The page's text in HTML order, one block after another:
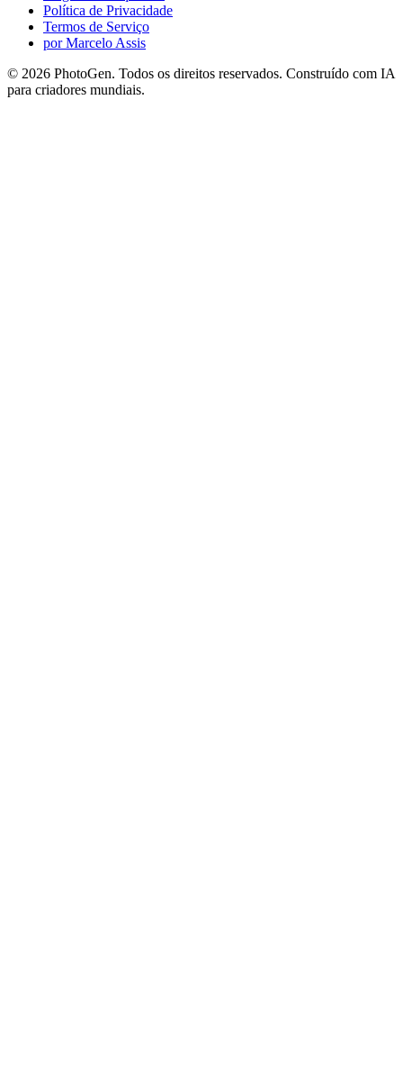
Política de Privacidade
Termos de Serviço
por Marcelo Assis
© 2026 PhotoGen. Todos os direitos reservados. Construído com IA
para criadores mundiais.